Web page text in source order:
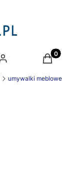
umywalki meblowe